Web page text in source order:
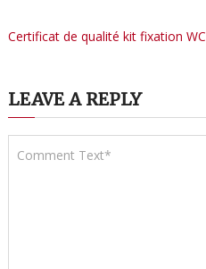
Certificat de qualité kit fixation
LEAVE A REPLY